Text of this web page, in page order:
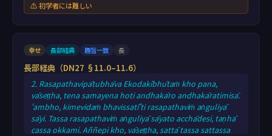
⚠ 初学者には難しい
幸せ 長部経典 趣旨一致 長
長部経典（DN27 §11.0–11.6）
2. Rasapathavipātubhāva Ekodakībhūtaṁ kho pana,
vāseṭṭha, tena samayena hoti andhakāro andhakāratimisā.
‘ambho, kimevidaṁ bhavissatī’ti rasapathaviṁ aṅguliyā
sāyi. Tassa rasapathaviṁ aṅguliyā sāyato acchādesi, taṇhā
cassa okkami. Aññepi kho, vāseṭṭha, sattā tassa sattassa